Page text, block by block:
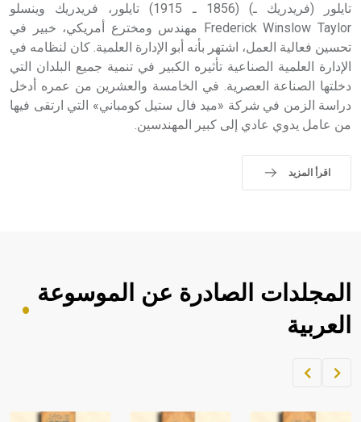
تايلور (فريدريك ـ) (1856 ـ 1915) تايلور، فريدريك وينسلو
Frederick Winslow Taylor مهندس ومخترع أمريكي، خبير في
تحسين فعالية العمل، اشتهر بأنه أبو الإدارة العلمية. كان لنظامه في
الإدارة العلمية الصناعية تأثيره الكبير في تنمية جميع البلدان التي
دخلتها الصناعة العصرية. في الخامسة والعشرين من عمره أدخل
دراسة الزمن في شركة «ميد فال ستيل كومباني» التي ارتقى فيها
من عامل يدوي عادي إلى كبير المهندسين.
اقرأ المزيد
المجلدات الصادرة عن الموسوعة
العربية